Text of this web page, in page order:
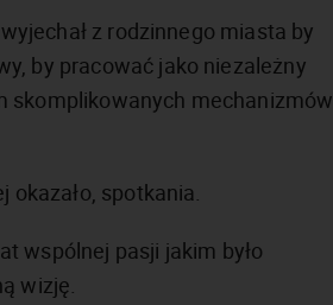
z rodzinnego miasta by
by pracować jako niezależny
skomplikowanych mechanizmów
okazało, spotkania.
wspólnej pasji jakim było
wizję.